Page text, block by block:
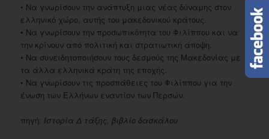
• Να γνωρίσουν την ανάπτυξη μιας νέας δύναμης στον
ελληνικό χώρο, αυτής του μακεδονικού κράτους.
• Να γνωρίσουν την προσωπικότητα του Φιλίππου και να
την κρίνουν από πολιτική και στρατιωτική άποψη.
• Να συνειδητοποιήσουν τους δεσμούς της Μακεδονίας με
τα άλλα ελληνικά κράτη της εποχής.
• Να γνωρίσουν τις προσπάθειες του Φιλίππου για την
ένωση των Ελλήνων εναντίον των Περσών.
πηγή: Ιστορία Δ τάξης, βιβλίο δασκάλου